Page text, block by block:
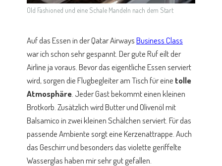
Old Fashioned und eine Schale Mandeln nach dem Start
Auf das Essen in der Qatar AirwaysBusiness Class
war ich schon sehr gespannt. Der gute Ruf eilt der
Airline ja voraus. Bevor das eigentliche Essen serviert
wird, sorgen die Flugbegleiter am Tisch für eine tolle
Atmosphäre . Jeder Gast bekommt einen kleinen
Brotkorb. Zusätzlich wird Butter und Olivenöl mit
Balsamico in zwei kleinen Schälchen serviert. Für das
passende Ambiente sorgt eine Kerzenattrappe. Auch
das Geschirr und besonders das violette geriffelte
Wasserglas haben mir sehr gut gefallen.